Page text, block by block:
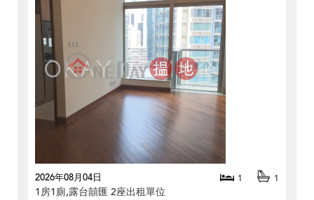
2026年08月04日 1 1
1房1廁,露台囍匯 2座出租單位